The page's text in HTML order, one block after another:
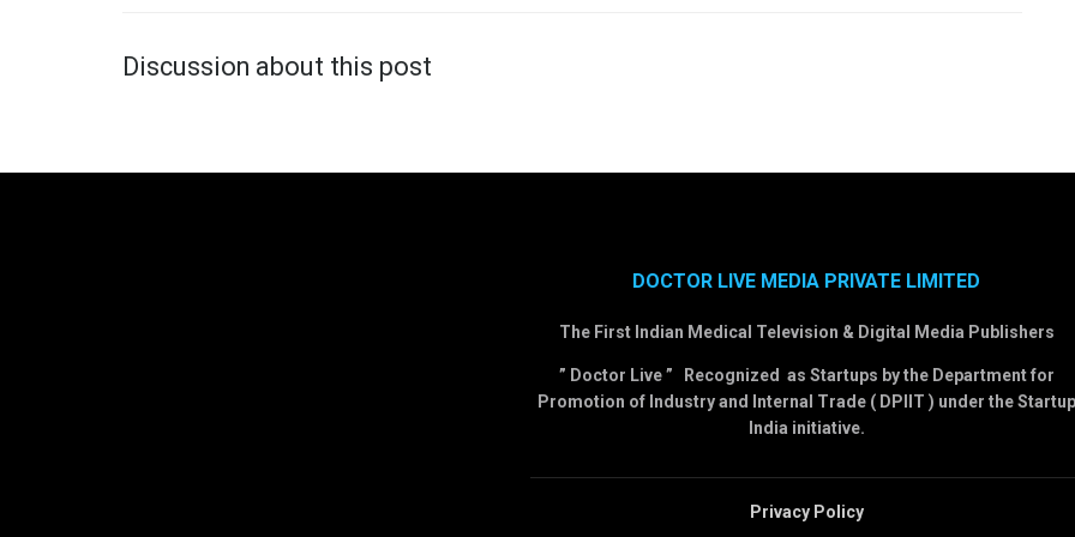
Discussion about this post
DOCTOR LIVE MEDIA PRIVATE LIMITED
The First Indian Medical Television & Digital Media Publishers
” Doctor Live ” Recognized as Startups by the Department for
Promotion of Industry and Internal Trade ( DPIIT ) under the Startup
India initiative.
Privacy Policy